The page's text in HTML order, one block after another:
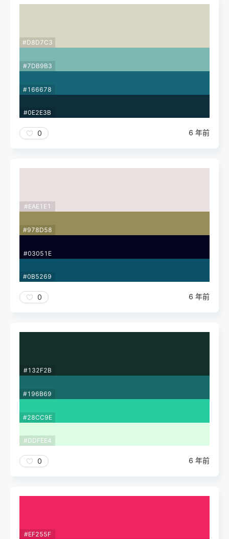
#D8D7C3
#7DB9B3
#166678
#0E2E3B
0 6 年前
#EAE1E1
#978D58
#03051E
#0B5269
0 6 年前
#132F2B
#196B69
#28CC9E
#DDFEE4
0 6 年前
#EF255F